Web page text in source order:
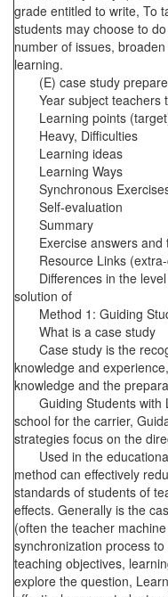
grade entitled to write, To
students may choose to
number of issues,
learning.
(E) case study
Year subject teachers
Learning points
Heavy, Difficulties
Learning ideas
Learning Ways
Synchronous
Self-evaluation
Summary
Exercise answers and
Resource Links (extra-
Differences in the level
solution of
Method 1: Guiding
What is a case study
Case study is the
knowledge and
knowledge and the
Guiding Students with
school for the carrier,
strategies focus on the
Used in the
method can effectively
standards of students of
effects. Generally is the
(often the teacher
synchronization process
teaching objectives,
explore the question,